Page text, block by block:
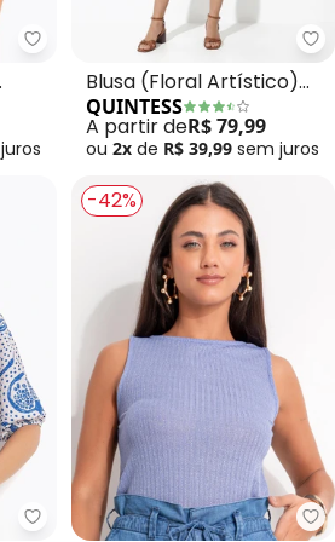
Quintess - Blusa (Listrada) em
juros
Blusa (Floral Artístico)
em Malha de Viscose
QUINTESS
A partir deR$ 79,99
ou 2x de R$ 39,99 sem juros
Quintess - Blusa (Pontilhado
-42%